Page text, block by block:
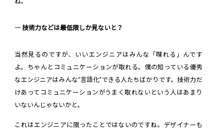
― 技術力などは最低限しか見ないと？
当然見るのですが、いいエンジニアはみんな「喋れる」んです
よ。ちゃんとコミュニケーションが取れる。僕の知っている優秀
なエンジニアはみんな“言語化”できる人たちばかりです。技術力だ
けあってコミュニケーションがうまく取れないという人はあまり
いないんじゃないかと。
これはエンジニアに限ったことではないのですね。デザイナーも